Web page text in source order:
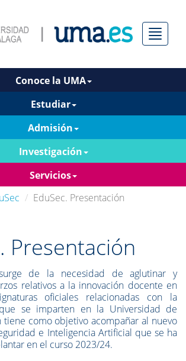
Menú
Conoce la UMA
Estudiar
Admisión
Investigación
Servicios
EduSec. Presentación
Presentación
de la necesidad de aglutinar y
relativos a la innovación docente en
oficiales relacionadas con la
se imparten en la Universidad de
tiene como objetivo acompañar al nuevo
e Inteligencia Artificial que se ha
en el curso 2023/24.